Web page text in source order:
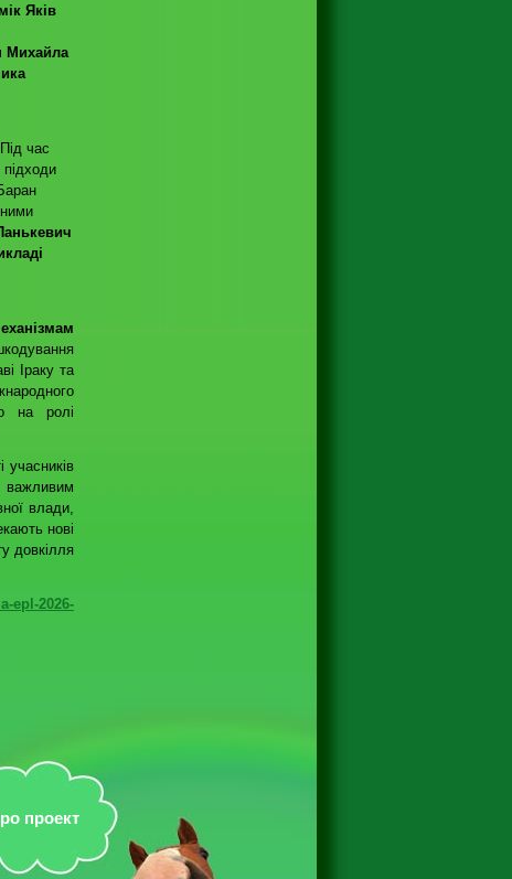
Яків
Михайла
Під час
Іраку та
на ролі
учасників
важливим
влади,
нові
довкілля
epl-2026-
проект